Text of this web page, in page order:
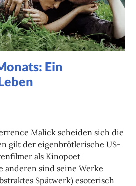
Ein
Malick scheiden sich die
gilt der eigenbrötlerische US-
als Kinopoet
anderen sind seine Werke
Spätwerk) esoterisch